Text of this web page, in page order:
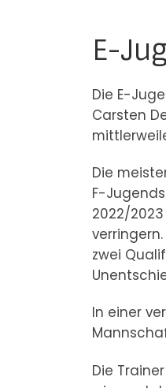
E-
Die E-
Carsten
Die
F-
2022/
zwei
In einer
Die